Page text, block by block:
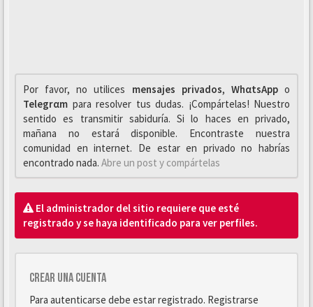
Por favor, no utilices mensajes privados, WhαtsAppo
Telegrαm para resolver tus dudas. ¡Compártelas! Nuestro
sentido es transmitir sabiduría. Si lo haces en privado,
mañana no estará disponible. Encontraste nuestra
comunidad en internet. De estar en privado no habrías
encontrado nada. Abre un post y compártelas
El administrador del sitio requiere que esté
registrado y se haya identificado para ver perfiles.
Crear una cuenta
Para autenticarse debe estar registrado. Registrarse